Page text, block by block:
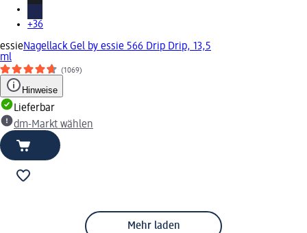
+36
essieNagellack Gel by essie 566 Drip Drip, 13,5
ml
(1069)
Hinweise
Lieferbar
dm-Markt wählen
Mehr laden